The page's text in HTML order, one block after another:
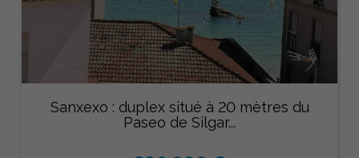
Sanxexo : duplex situé à 20 mètres du
Paseo de Silgar...